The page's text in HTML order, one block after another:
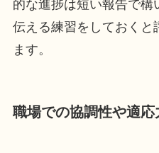
的な進捗は短い報告で構
伝える練習をしておくと
ます。
職場での協調性や適応